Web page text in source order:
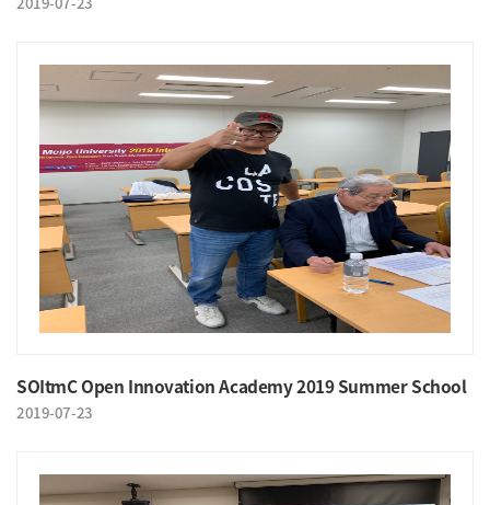
SOItmC Open Innovation Academy 2019 Summer School
2019-07-23